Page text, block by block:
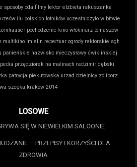
sposoby cda filmy lektor elżbieta rakuszanka
ilu polskich lotników uczestniczyło w bitwie
pochodzenie kino włókniarz tomaszów
multikino imielin repertuar ogrody rektorskie sgh
panieńskie nazwisko mieczysławy ćwiklińskiej
przędziorek na malinach radzimir dębski
patrycja piekutowska urzad dzielnicy zoliborz
szopka krakow 2014
LOSOWE
SIĘ W NIEWIELKIM SALOONIE
– PRZEPISY I KORZYŚCI DLA
ZDROWIA